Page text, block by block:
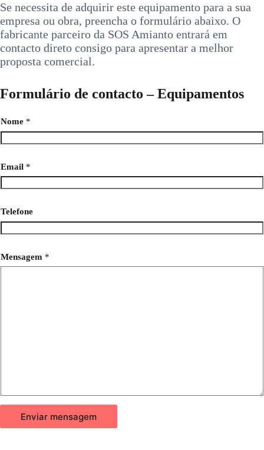
Se necessita de adquirir este equipamento para a sua
empresa ou obra, preencha o formulário abaixo. O
fabricante parceiro da SOS Amianto entrará em
contacto direto consigo para apresentar a melhor
proposta comercial.
Formulário de contacto – Equipamentos
Nome *
Email *
Telefone
Mensagem *
Enviar mensagem